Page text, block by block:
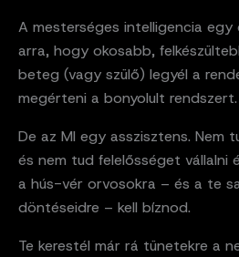
A mesterséges intelligencia
arra, hogy okosabb,
beteg (vagy szülő) legyél a
megérteni a bonyolult rendszert.
De az MI egy asszisztens. Nem
és nem tud felelősséget vállalni
a hús-vér orvosokra – és a te
döntéseidre – kell bíznod.
Te kerestél már rá tünetekre a